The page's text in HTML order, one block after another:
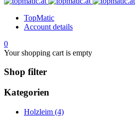
TopMatic
Account details
0
Your shopping cart is empty
Shop filter
Kategorien
Holzleim (4)